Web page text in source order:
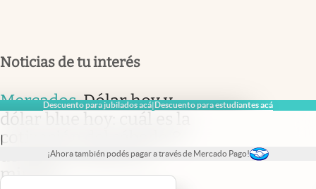
Descuento para jubilados acá|Descuento para estudiantes acá
|
¡Ahora también podés pagar a través de Mercado Pago!
Noticias de tu interés
Mercados.Dólar hoy y
dólar blue hoy: cuál es la
cotización del sábado 8
de agosto minuto a
minuto